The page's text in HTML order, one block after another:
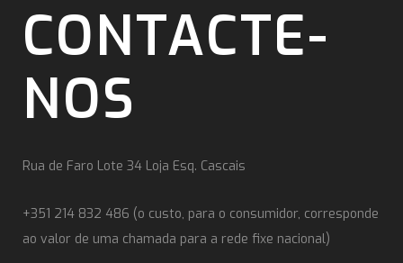
CONTACTE-
NOS
Rua de Faro Lote 34 Loja Esq. Cascais
+351 214 832 486 (o custo, para o consumidor, corresponde
ao valor de uma chamada para a rede fixe nacional)